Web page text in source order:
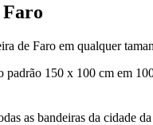
de Faro em qualquer
padrão 150 x 100 cm em
as bandeiras da cidade